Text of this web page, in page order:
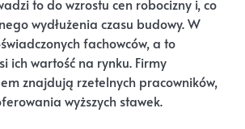
to do wzrostu cen robocizny i, co
wydłużenia czasu budowy. W
fachowców, a to
ich wartość na rynku. Firmy
znajdują rzetelnych pracowników,
wyższych stawek.